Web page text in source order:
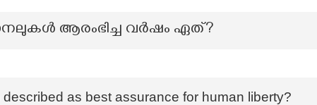
ആരംഭിച്ച വർഷം ഏത്?
as best assurance for human liberty?